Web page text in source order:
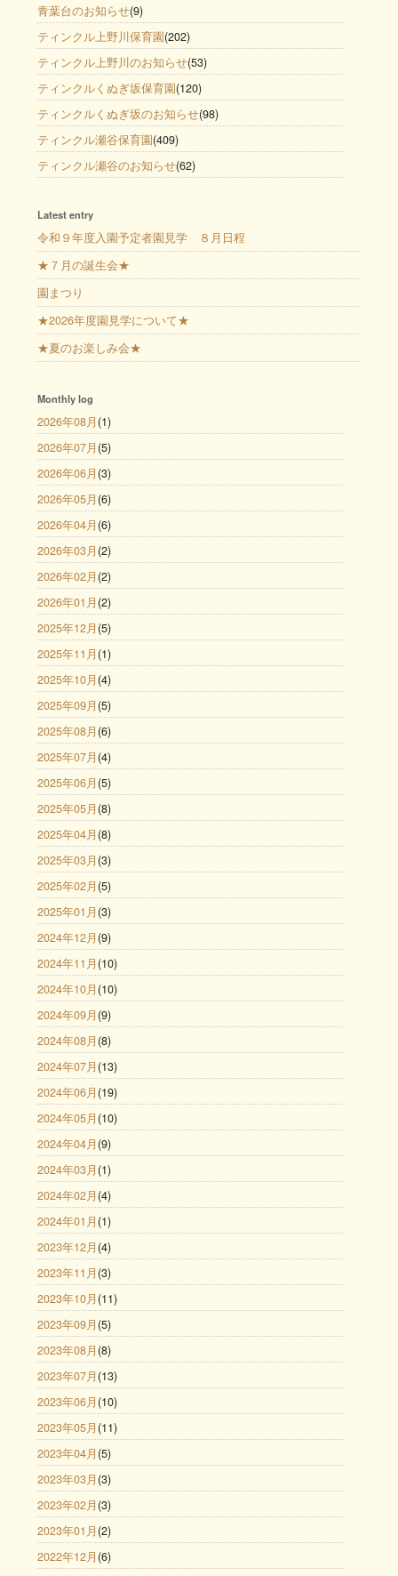
青葉台のお知らせ(9)
ティンクル上野川保育園(202)
ティンクル上野川のお知らせ(53)
ティンクルくぬぎ坂保育園(120)
ティンクルくぬぎ坂のお知らせ(98)
ティンクル瀬谷保育園(409)
ティンクル瀬谷のお知らせ(62)
Latest entry
令和９年度入園予定者園見学 ８月日程
★７月の誕生会★
園まつり
★2026年度園見学について★
★夏のお楽しみ会★
Monthly log
2026年08月 (1)
2026年07月 (5)
2026年06月 (3)
2026年05月 (6)
2026年04月 (6)
2026年03月 (2)
2026年02月 (2)
2026年01月 (2)
2025年12月 (5)
2025年11月 (1)
2025年10月 (4)
2025年09月 (5)
2025年08月 (6)
2025年07月 (4)
2025年06月 (5)
2025年05月 (8)
2025年04月 (8)
2025年03月 (3)
2025年02月 (5)
2025年01月 (3)
2024年12月 (9)
2024年11月 (10)
2024年10月 (10)
2024年09月 (9)
2024年08月 (8)
2024年07月 (13)
2024年06月 (19)
2024年05月 (10)
2024年04月 (9)
2024年03月 (1)
2024年02月 (4)
2024年01月 (1)
2023年12月 (4)
2023年11月 (3)
2023年10月 (11)
2023年09月 (5)
2023年08月 (8)
2023年07月 (13)
2023年06月 (10)
2023年05月 (11)
2023年04月 (5)
2023年03月 (3)
2023年02月 (3)
2023年01月 (2)
2022年12月 (6)